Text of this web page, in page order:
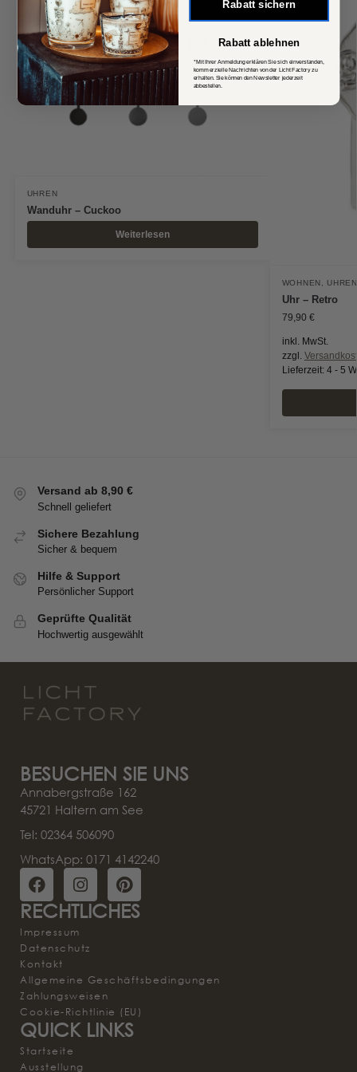
UHREN
Wanduhr – Cuckoo
Weiterlesen
WOHNEN UHREN
Uhr – Retro
79,90 €
inkl. MwSt.
zzgl.
Lieferzeit: 4 - 5
Versand ab 8,90 €
Schnell geliefert
Sichere Bezahlung
Sicher & bequem
Hilfe & Support
Persönlicher Support
Geprüfte Qualität
Hochwertig ausgewählt
BESUCHEN SIE UNS
Annabergstraße 162
45721 Haltern am See
Tel: 02364 506090
WhatsApp: 0171 4142240
RECHTLICHES
Impressum
Datenschutz
Kontakt
Allgemeine Geschäftsbedingungen
Zahlungsweisen
Cookie-Richtlinie (EU)
QUICK LINKS
Startseite
Ausstellung
Rabatt sichern
Rabatt ablehnen
*Mit Ihrer Anmeldung erklären Sie sich einverstanden,
kommerzielle Nachrichten von der Licht Factory zu
erhalten. Sie können den Newsletter jederzeit
abbestellen.